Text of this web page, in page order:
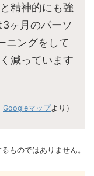
精神的にも強
ヶ月のパーソ
ニングをして
減っています
Googleマップより）
ものではありません。